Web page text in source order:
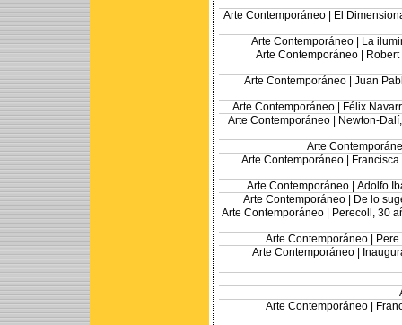
Arte Contemporáneo | El
Arte Contemporáneo |
La
Arte Contemporáneo |
Arte Contemporáneo | Juan
Arte Contemporáneo |
Félix
Arte Contemporáneo |
Newton-
Arte
Arte Contemporáneo |
Arte Contemporáneo | Adolfo
Arte Contemporáneo |
De lo
Arte Contemporáneo |
Perecoll, 30
Arte Contemporáneo |
Arte Contemporáneo |
Arte Contemporáneo |